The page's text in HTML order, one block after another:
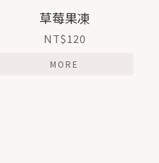
草莓果凍
NT$120
MORE